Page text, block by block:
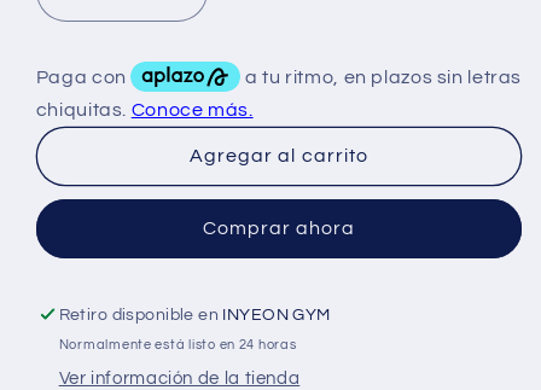
cantidad
Alpha
Nutrition
Shilajit
Caps
cantidad
para
Alpha
Nutrition
Shilajit
30
Caps
Agregar al carrito
Comprar ahora
Retiro disponible en INYEON GYM
Normalmente está listo en 24 horas
Ver información de la tienda